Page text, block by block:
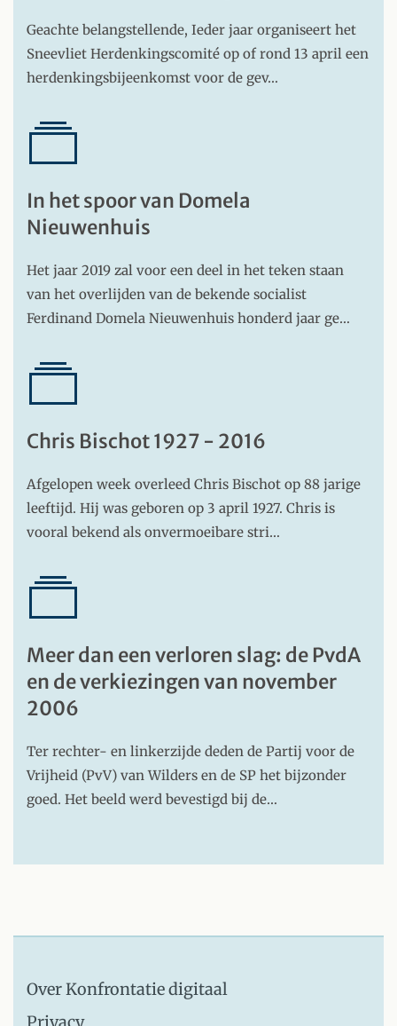
Geachte belangstellende, Ieder jaar organiseert het
Sneevliet Herdenkingscomité op of rond 13 april een
herdenkingsbijeenkomst voor de gev…
In het spoor van Domela
Nieuwenhuis
Het jaar 2019 zal voor een deel in het teken staan
van het overlijden van de bekende socialist
Ferdinand Domela Nieuwenhuis honderd jaar ge…
Chris Bischot 1927 - 2016
Afgelopen week overleed Chris Bischot op 88 jarige
leeftijd. Hij was geboren op 3 april 1927. Chris is
vooral bekend als onvermoeibare stri…
Meer dan een verloren slag: de PvdA
en de verkiezingen van november
2006
Ter rechter- en linkerzijde deden de Partij voor de
Vrijheid (PvV) van Wilders en de SP het bijzonder
goed. Het beeld werd bevestigd bij de…
Over Konfrontatie digitaal